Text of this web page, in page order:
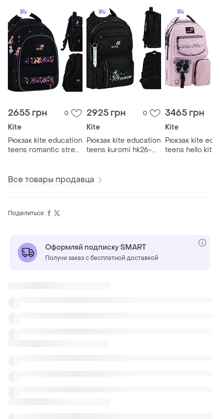
2655 грн 0
Kite
Рюкзак kite education
teens romantic street
2925 грн 0
Kite
Рюкзак kite education
teens kuromi hk26-
3465 грн
Kite
Рюкзак kite
teens hello kitty
Все товары продавца
Поделиться:
Оформляй подписку SMART
Получи заказ с бесплатной доставкой